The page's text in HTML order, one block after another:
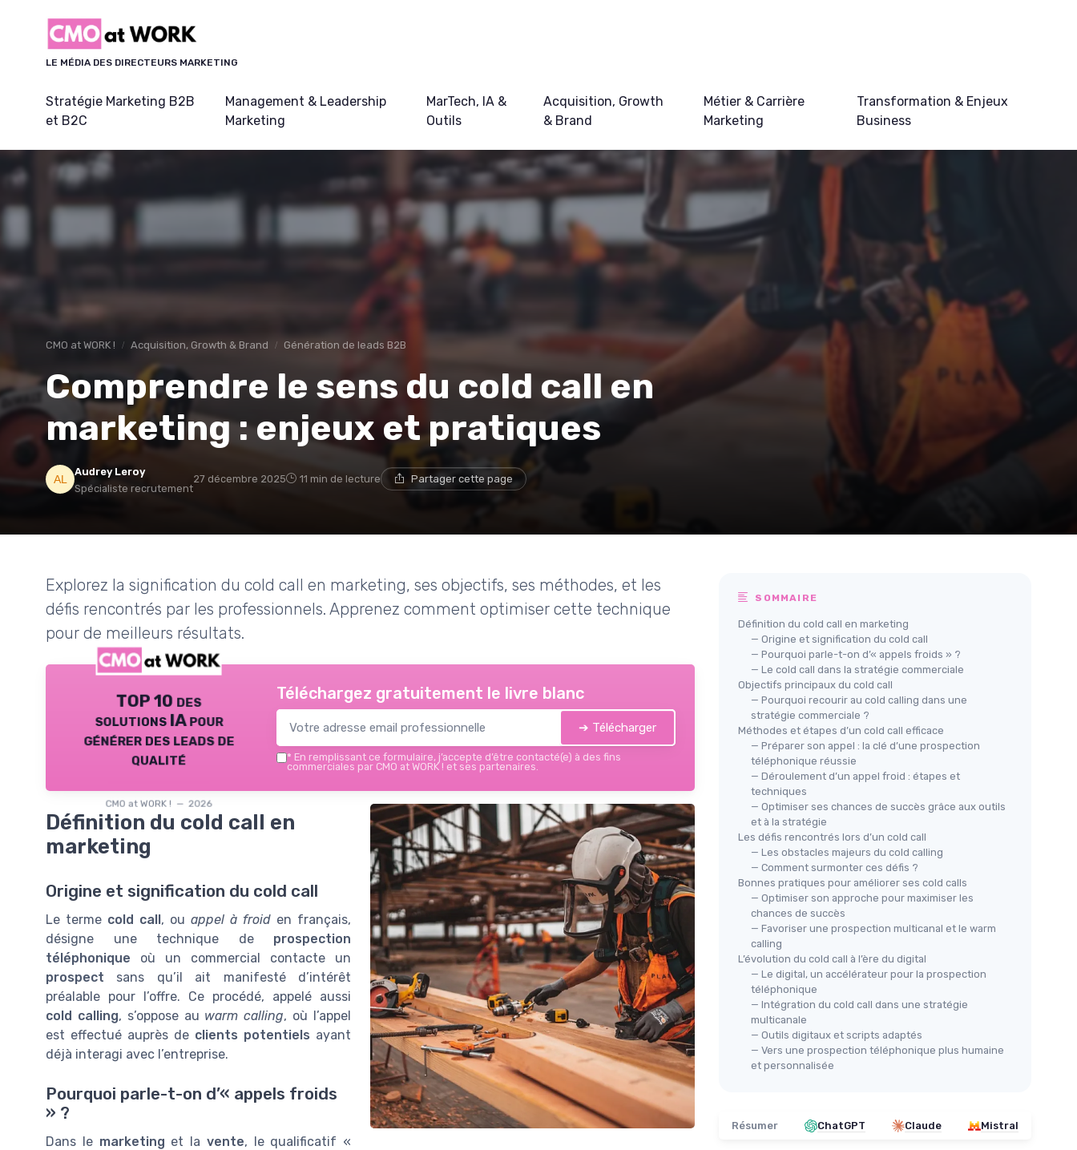
LE MÉDIA DES DIRECTEURS MARKETING
Stratégie Marketing B2B
et B2C
Management & Leadership
Marketing
MarTech, IA &
Outils
Acquisition, Growth
& Brand
Métier & Carrière
Marketing
Transformation & Enjeux
Business
CMO at WORK ! Acquisition, Growth & Brand Génération de leads B2B
Comprendre le sens du cold call en
marketing : enjeux et pratiques
Audrey Leroy
Spécialiste recrutement
27 décembre 2025 11 min de lecture Partager cette page
Explorez la signification du cold call en marketing, ses objectifs, ses méthodes, et les
défis rencontrés par les professionnels. Apprenez comment optimiser cette technique
pour de meilleurs résultats.
TOP 10 des
solutions IA pour
générer des leads de
qualité
CMO at WORK ! — 2026
Téléchargez gratuitement le livre blanc
➔ Télécharger
* En remplissant ce formulaire, j’accepte d’être contacté(e) à des fins
commerciales par CMO at WORK ! et ses partenaires.
Définition du cold call en
marketing
Origine et signification du cold call
Le terme cold call , ou appel à froid en français,
désigne une technique de prospection
téléphonique où un commercial contacte un
prospect sans qu’il ait manifesté d’intérêt
préalable pour l’offre. Ce procédé, appelé aussi
cold calling, s’oppose au warm calling, où l’appel
est effectué auprès de clients potentiels ayant
déjà interagi avec l’entreprise.
Pourquoi parle-t-on d’« appels froids
» ?
Dans le marketing et la vente, le qualificatif «
SOMMAIRE
Définition du cold call en marketing
— Origine et signification du cold call
— Pourquoi parle-t-on d’« appels froids » ?
— Le cold call dans la stratégie commerciale
Objectifs principaux du cold call
— Pourquoi recourir au cold calling dans une
stratégie commerciale ?
Méthodes et étapes d’un cold call efficace
— Préparer son appel : la clé d’une prospection
téléphonique réussie
— Déroulement d’un appel froid : étapes et
techniques
— Optimiser ses chances de succès grâce aux outils
et à la stratégie
Les défis rencontrés lors d’un cold call
— Les obstacles majeurs du cold calling
— Comment surmonter ces défis ?
Bonnes pratiques pour améliorer ses cold calls
— Optimiser son approche pour maximiser les
chances de succès
— Favoriser une prospection multicanal et le warm
calling
L’évolution du cold call à l’ère du digital
— Le digital, un accélérateur pour la prospection
téléphonique
— Intégration du cold call dans une stratégie
multicanale
— Outils digitaux et scripts adaptés
— Vers une prospection téléphonique plus humaine
et personnalisée
Résumer ChatGPT Claude Mistral